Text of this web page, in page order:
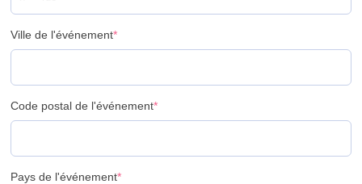
Ville de l'événement*
Code postal de l'événement*
Pays de l'événement*